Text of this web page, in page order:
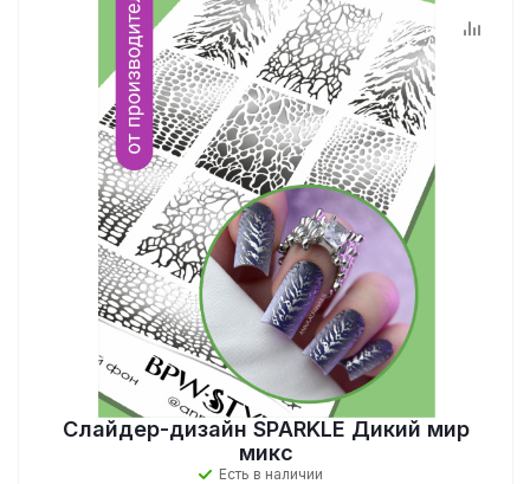
Слайдер-дизайн SPARKLE Дикий мир
микс
Есть в наличии